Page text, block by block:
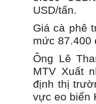
USD/tấn.
Giá cà phê
mức 87.400
Ông Lê
MTV Xuất
định thị
vực eo biển